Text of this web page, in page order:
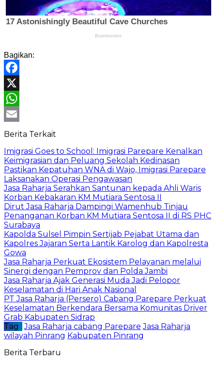
Bagikan:
Facebook
X
WhatsApp
Email
Berita Terkait
Imigrasi Goes to School: Imigrasi Parepare Kenalkan
Keimigrasian dan Peluang Sekolah Kedinasan
Pastikan Kepatuhan WNA di Wajo, Imigrasi Parepare
Laksanakan Operasi Pengawasan
Jasa Raharja Serahkan Santunan kepada Ahli Waris
Korban Kebakaran KM Mutiara Sentosa II
Dirut Jasa Raharja Dampingi Wamenhub Tinjau
Penanganan Korban KM Mutiara Sentosa II di RS PHC
Surabaya
Kapolda Sulsel Pimpin Sertijab Pejabat Utama dan
Kapolres Jajaran Serta Lantik Karolog dan Kapolresta
Gowa
Jasa Raharja Perkuat Ekosistem Pelayanan melalui
Sinergi dengan Pemprov dan Polda Jambi
Jasa Raharja Ajak Generasi Muda Jadi Pelopor
Keselamatan di Hari Anak Nasional
PT Jasa Raharja (Persero) Cabang Parepare Perkuat
Keselamatan Berkendara Bersama Komunitas Driver
Grab Kabupaten Sidrap
Tag : Jasa Raharja cabang Parepare Jasa Raharja
wilayah Pinrang Kabupaten Pinrang
Berita Terbaru